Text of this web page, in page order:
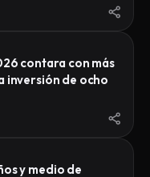
contara con más
inversión de ocho
y medio de